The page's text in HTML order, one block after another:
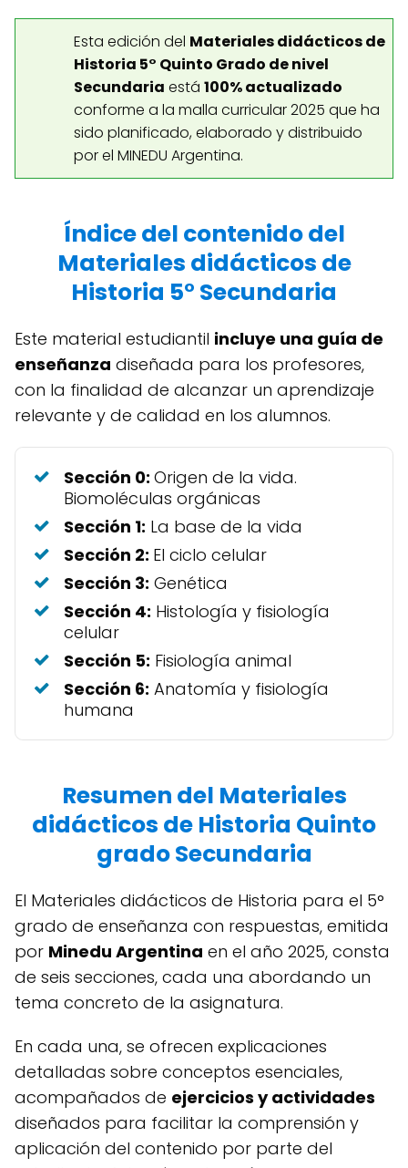
Esta edición del Materiales didácticos de
Historia 5° Quinto Grado de nivel
Secundaria está 100% actualizado
conforme a la malla curricular 2025 que ha
sido planificado, elaborado y distribuido
por el MINEDU Argentina.
Índice del contenido del
Materiales didácticos de
Historia 5° Secundaria
Este material estudiantil incluye una guía de
enseñanza diseñada para los profesores,
con la finalidad de alcanzar un aprendizaje
relevante y de calidad en los alumnos.
Sección 0: Origen de la vida.
Biomoléculas orgánicas
Sección 1: La base de la vida
Sección 2: El ciclo celular
Sección 3: Genética
Sección 4: Histología y fisiología
celular
Sección 5: Fisiología animal
Sección 6: Anatomía y fisiología
humana
Resumen del Materiales
didácticos de Historia Quinto
grado Secundaria
El Materiales didácticos de Historia para el 5°
grado de enseñanza con respuestas, emitida
por Minedu Argentina en el año 2025, consta
de seis secciones, cada una abordando un
tema concreto de la asignatura.
En cada una, se ofrecen explicaciones
detalladas sobre conceptos esenciales,
acompañados de ejercicios y actividades
diseñados para facilitar la comprensión y
aplicación del contenido por parte del